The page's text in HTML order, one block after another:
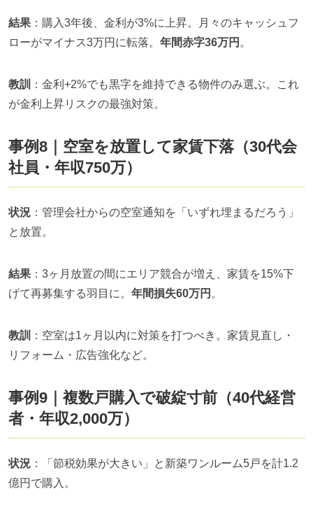
結果 ：購入3年後、金利が3%に上昇。月々のキャッシュフ
ローがマイナス3万円に転落。 年間赤字36万円 。
教訓
：金利+2%でも黒字を維持できる物件のみ選ぶ。これ
が金利上昇リスクの最強対策。
事例8｜空室を放置して家賃下落（30代会
社員・年収750万）
状況 ：管理会社からの空室通知を「いずれ埋まるだろう」
と放置。
結果 ：3ヶ月放置の間にエリア競合が増え、家賃を15%下
げて再募集する羽目に。 年間損失60万円 。
教訓
：空室は1ヶ月以内に対策を打つべき。家賃見直し・
リフォーム・広告強化など。
事例9｜複数戸購入で破綻寸前（40代経営
者・年収2,000万）
状況 ：「節税効果が大きい」と新築ワンルーム5戸を計1.2
億円で購入。